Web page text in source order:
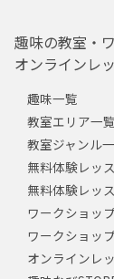
趣味の教室・
オンラインレ
趣味一覧
教室エリア一覧
教室ジャンル
無料体験レッ
無料体験レッ
ワークショッ
ワークショッ
オンラインレ